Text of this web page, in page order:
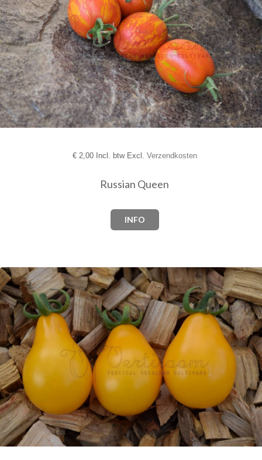
€2,00 Incl. btw Excl. Verzendkosten
Russian Queen
INFO